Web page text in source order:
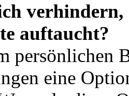
verhindern,
auftaucht?
persönlichen
eine